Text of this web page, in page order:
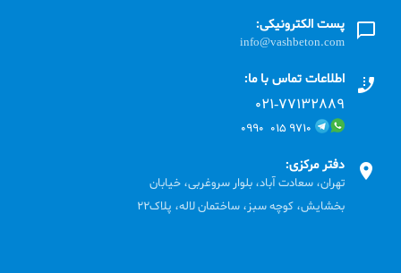
پست الکترونیکی:
info@vashbeton.com
اطلاعات تماس با ما:
۰۲۱-۷۷۱٣۲۸۸۹
۹۷۱۰ ۰۱۵ ۰۹۹۰
دفتر مرکزی:
تهران، سعادت آباد، بلوار سروغربی، خیابان
بخشایش، کوچه سبز، ساختمان لاله، پلاک22